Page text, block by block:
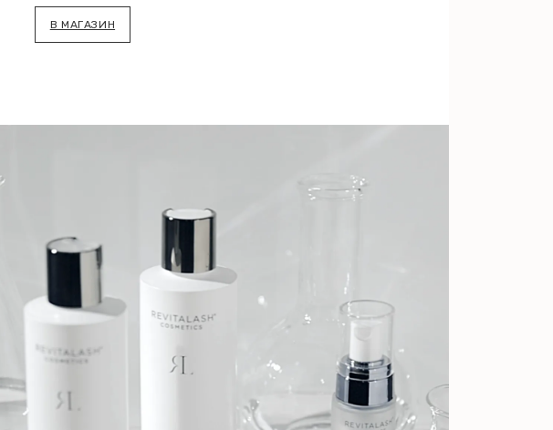
В МАГАЗИН